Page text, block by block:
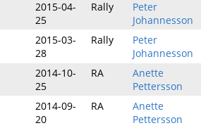
2015-04-
25
Rally
Peter
Johannesson
2015-03-
28
Rally
Peter
Johannesson
2014-10-
25
RA
Anette
Pettersson
2014-09-
20
RA
Anette
Pettersson